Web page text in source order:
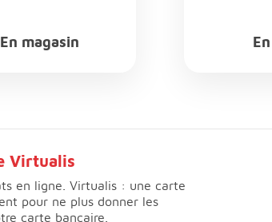
En magasin
Virtualis
en ligne. Virtualis : une carte
pour ne plus donner les
carte bancaire.